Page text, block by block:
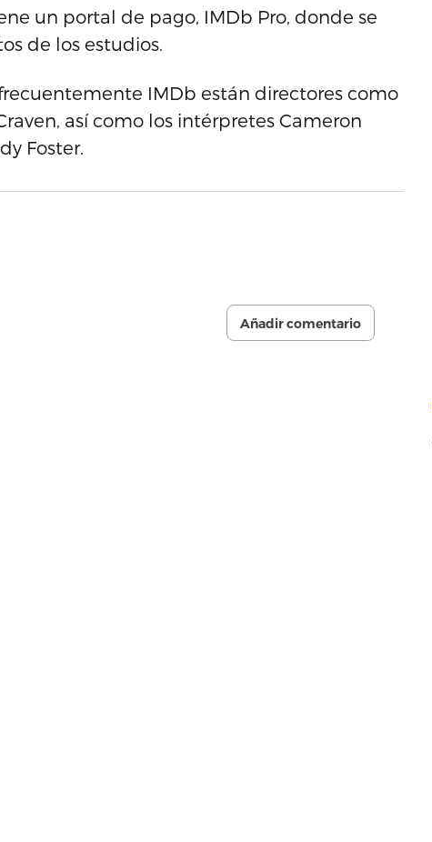
un portal de pago, IMDb Pro, donde se
de los estudios.
IMDb están directores como
así como los intérpretes Cameron
Foster.
Añadir comentario